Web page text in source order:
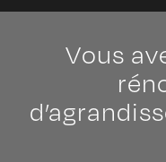
Vous